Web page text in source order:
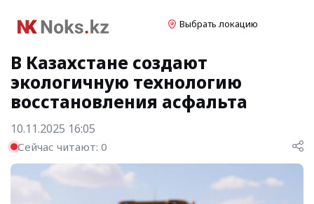
Выбрать локацию
В Казахстане создают
экологичную технологию
восстановления асфальта
10.11.2025 16:05
Сейчас читают: 0